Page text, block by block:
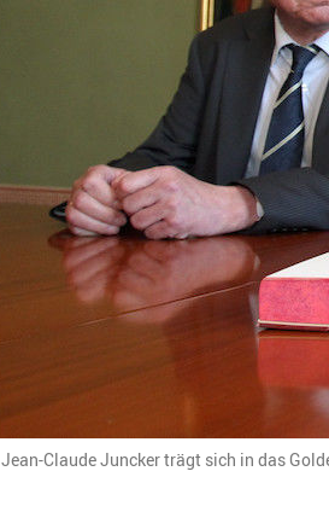
Jean-Claude Juncker trägt sich in das